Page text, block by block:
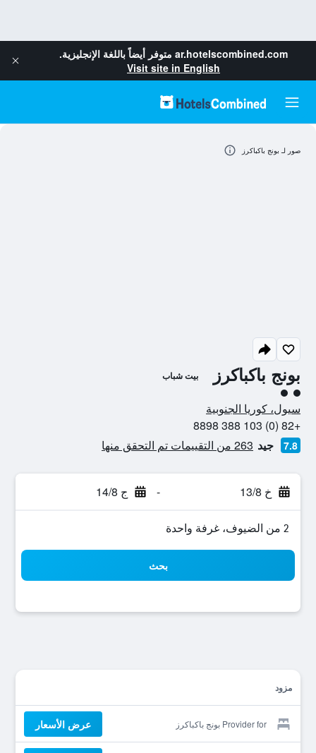
ar.hotelscombined.com متوفر أيضاً باللغة الإنجليزية.
Visit site in English
بونج باكباكرز بيت شباب
تقييم فئة 2
سيول، كوريا الجنوبية
+82 (0) 103 388 8898
7.8 جيد 263 من التقييمات تم التحقق منها
خ 13/8 - ج 14/8
2 من الضيوف، غرفة واحدة
بحث
مزود
Provider for بونج باكباكرز عرض الأسعار
صور لـ بونج باكباكرز